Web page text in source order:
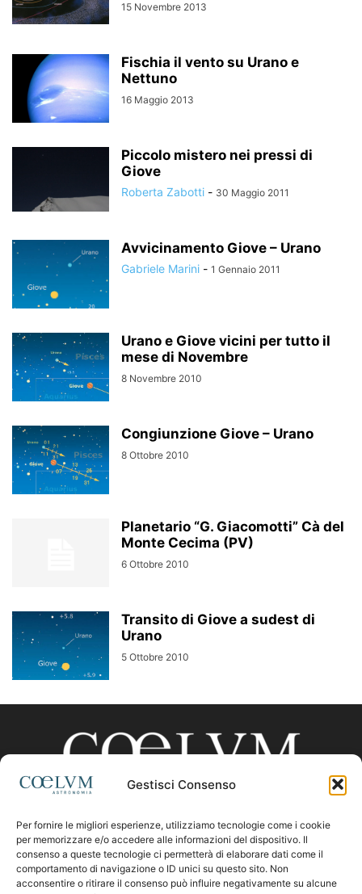
Gestisci Consenso
Per fornire le migliori esperienze, utilizziamo tecnologie come i cookie
per memorizzare e/o accedere alle informazioni del dispositivo. Il
consenso a queste tecnologie ci permetterà di elaborare dati come il
comportamento di navigazione o ID unici su questo sito. Non
acconsentire o ritirare il consenso può influire negativamente su alcune
15 Novembre 2013
Fischia il vento su Urano e
Nettuno
16 Maggio 2013
Piccolo mistero nei pressi di
Giove
Roberta Zabotti - 30 Maggio 2011
Avvicinamento Giove – Urano
Gabriele Marini - 1 Gennaio 2011
Urano e Giove vicini per tutto il
mese di Novembre
8 Novembre 2010
Congiunzione Giove – Urano
8 Ottobre 2010
Planetario “G. Giacomotti” Cà del
Monte Cecima (PV)
6 Ottobre 2010
Transito di Giove a sudest di
Urano
5 Ottobre 2010
CHI SIAMO